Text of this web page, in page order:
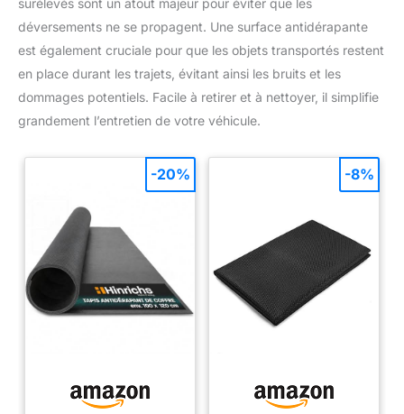
déversements ne se propagent. Une surface antidérapante
est également cruciale pour que les objets transportés restent
en place durant les trajets, évitant ainsi les bruits et les
dommages potentiels. Facile à retirer et à nettoyer, il simplifie
grandement l’entretien de votre véhicule.
-20% -8%